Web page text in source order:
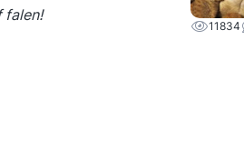
falen!
11834